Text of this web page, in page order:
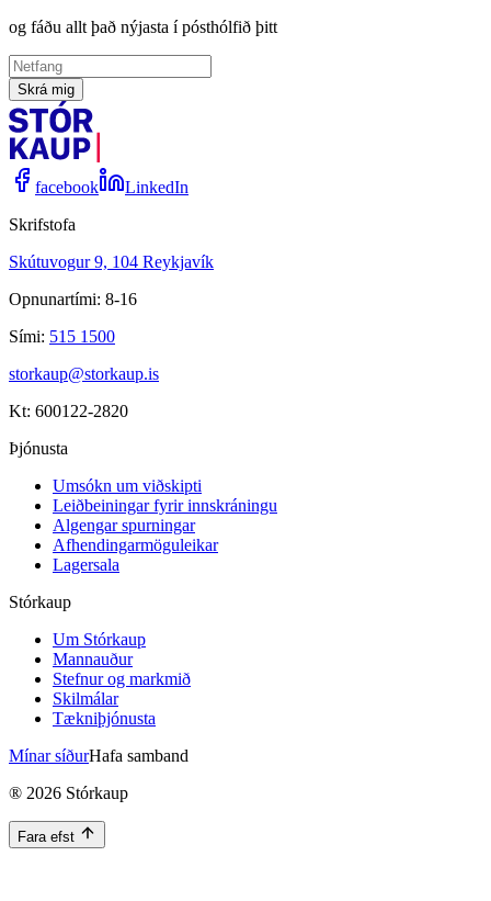
og fáðu allt það nýjasta í pósthólfið þitt
Skrá mig
facebook
LinkedIn
Skrifstofa
Skútuvogur 9, 104 Reykjavík
Opnunartími: 8-16
Sími: 515 1500
storkaup@storkaup.is
Kt: 600122-2820
Þjónusta
Umsókn um viðskipti
Leiðbeiningar fyrir innskráningu
Algengar spurningar
Afhendingarmöguleikar
Lagersala
Stórkaup
Um Stórkaup
Mannauður
Stefnur og markmið
Skilmálar
Tækniþjónusta
Mínar síðurHafa samband
® 2026 Stórkaup
Fara efst